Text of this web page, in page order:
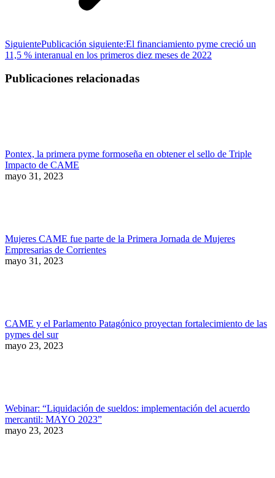
SiguientePublicación siguiente:El financiamiento pyme creció un
11,5 % interanual en los primeros diez meses de 2022
Publicaciones relacionadas
Pontex, la primera pyme formoseña en obtener el sello de Triple
Impacto de CAME
mayo 31, 2023
Mujeres CAME fue parte de la Primera Jornada de Mujeres
Empresarias de Corrientes
mayo 31, 2023
CAME y el Parlamento Patagónico proyectan fortalecimiento de las
pymes del sur
mayo 23, 2023
Webinar: “Liquidación de sueldos: implementación del acuerdo
mercantil: MAYO 2023”
mayo 23, 2023